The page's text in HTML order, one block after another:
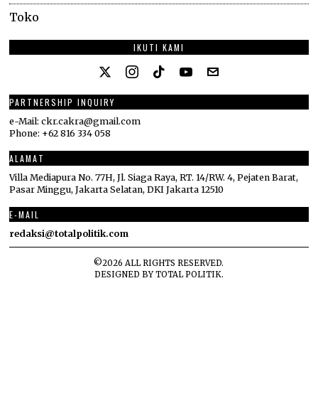
Toko
IKUTI KAMI
PARTNERSHIP INQUIRY
e-Mail: ckr.cakra@gmail.com
Phone: +62 816 334 058
ALAMAT
Villa Mediapura No. 77H, Jl. Siaga Raya, RT. 14/RW. 4, Pejaten Barat,
Pasar Minggu, Jakarta Selatan, DKI Jakarta 12510
E-MAIL
redaksi@totalpolitik.com
©2026 ALL RIGHTS RESERVED.
DESIGNED BYTOTAL POLITIK.